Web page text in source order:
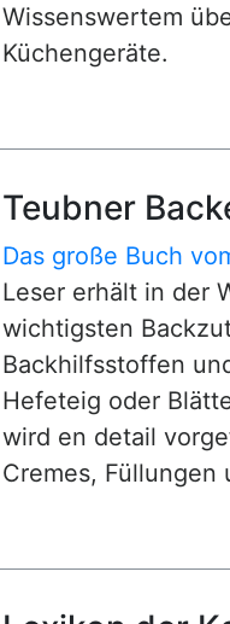
Wissenswertem
Küchengeräte.
Teubner
Das große Buch
Leser erhält in der
wichtigsten
Backhilfsstoffen
Hefeteig oder
wird en detail
Cremes, Füllungen